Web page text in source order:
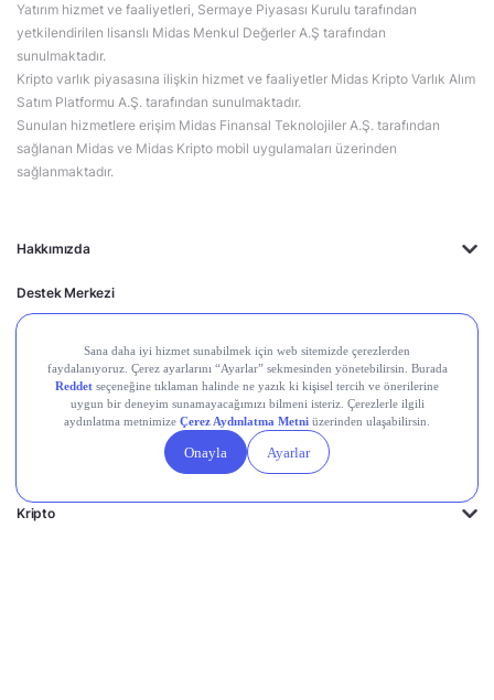
Hakkımızda
Destek Merkezi
Midas Akademi
Borsa Terimleri
Kripto
Yatırım hizmet ve faaliyetleri, Sermaye Piyasası Kurulu tarafından
yetkilendirilen lisanslı Midas Menkul Değerler A.Ş tarafından
sunulmaktadır.
Kripto varlık piyasasına ilişkin hizmet ve faaliyetler Midas Kripto Varlık Alım
Satım Platformu A.Ş. tarafından sunulmaktadır.
Sunulan hizmetlere erişim Midas Finansal Teknolojiler A.Ş. tarafından
sağlanan Midas ve Midas Kripto mobil uygulamaları üzerinden
sağlanmaktadır.